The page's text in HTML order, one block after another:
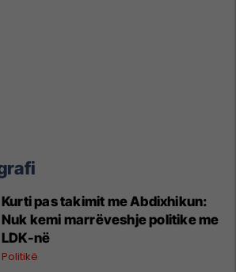
Kurti pas takimit me Abdixhikun:
Nuk kemi marrëveshje politike me
LDK-në
Politikë